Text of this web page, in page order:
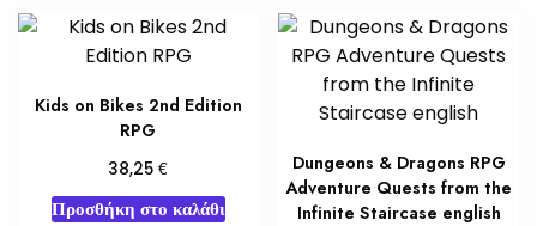
Kids on Bikes 2nd Edition
RPG
38,25€
Προσθήκη στο καλάθι
Dungeons & Dragons RPG
Adventure Quests from the
Infinite Staircase english